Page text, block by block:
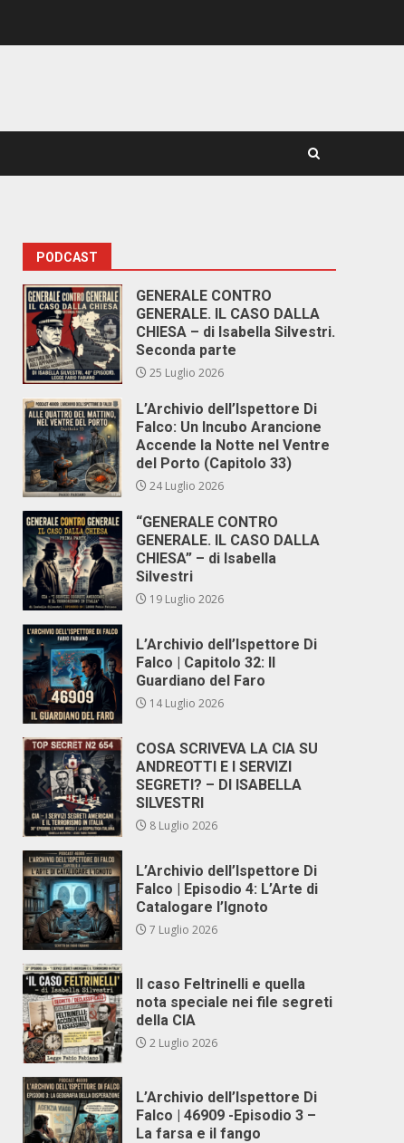
PODCAST
GENERALE CONTRO
GENERALE. IL CASO DALLA
CHIESA – di Isabella Silvestri.
Seconda parte
25 Luglio 2026
L’Archivio dell’Ispettore Di
Falco: Un Incubo Arancione
Accende la Notte nel Ventre
del Porto (Capitolo 33)
24 Luglio 2026
“GENERALE CONTRO
GENERALE. IL CASO DALLA
CHIESA” – di Isabella
Silvestri
19 Luglio 2026
L’Archivio dell’Ispettore Di
Falco | Capitolo 32: Il
Guardiano del Faro
14 Luglio 2026
COSA SCRIVEVA LA CIA SU
ANDREOTTI E I SERVIZI
SEGRETI? – DI ISABELLA
SILVESTRI
8 Luglio 2026
L’Archivio dell’Ispettore Di
Falco | Episodio 4: L’Arte di
Catalogare l’Ignoto
7 Luglio 2026
Il caso Feltrinelli e quella
nota speciale nei file segreti
della CIA
2 Luglio 2026
L’Archivio dell’Ispettore Di
Falco | 46909 -Episodio 3 –
La farsa e il fango